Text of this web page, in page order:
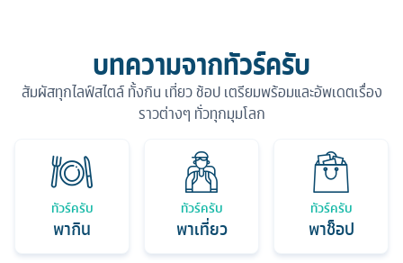
บทความจากทัวร์ครับ
สัมผัสทุกไลฟ์สไตล์ ทั้งกิน เที่ยว ช้อป เตรียมพร้อมและอัพเดตเรื่อง
ราวต่างๆ ทั่วทุกมุมโลก
ทัวร์ครับ
พากิน
ทัวร์ครับ
พาเที่ยว
ทัวร์ครับ
พาช็อป